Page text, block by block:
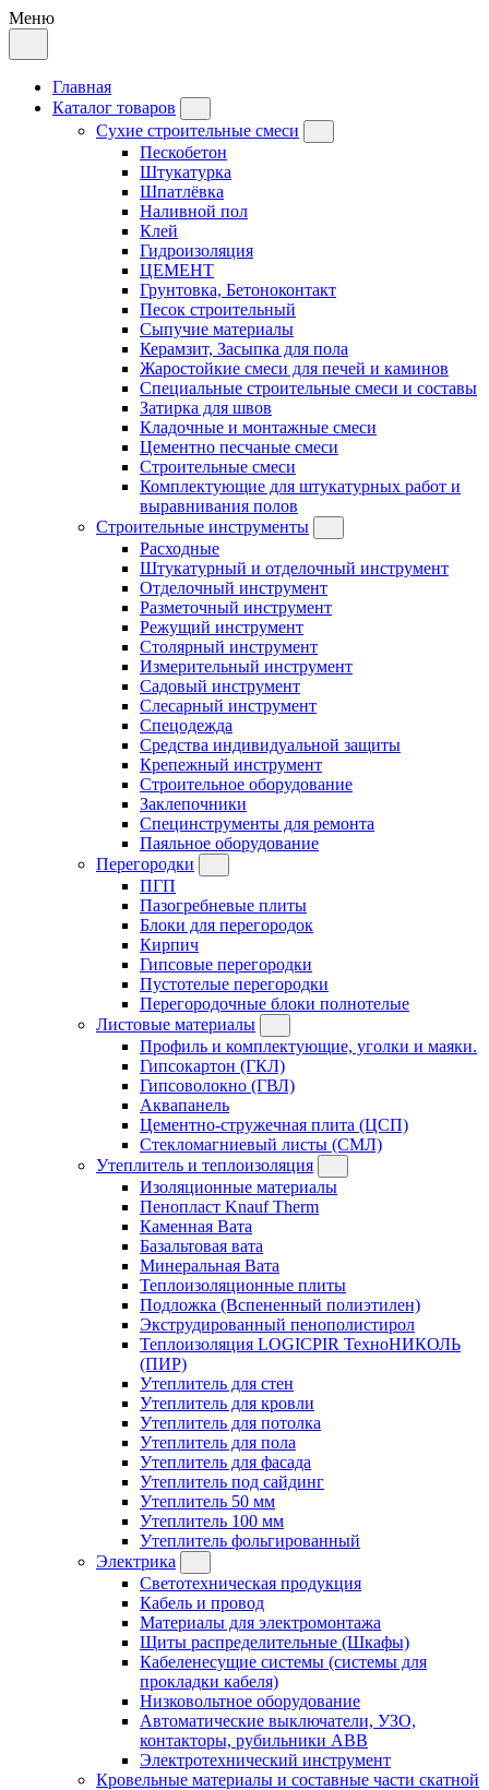
Меню
Главная
Каталог товаров
Сухие строительные смеси
Пескобетон
Штукатурка
Шпатлёвка
Наливной пол
Клей
Гидроизоляция
ЦЕМЕНТ
Грунтовка, Бетоноконтакт
Песок строительный
Сыпучие материалы
Керамзит, Засыпка для пола
Жаростойкие смеси для печей и каминов
Специальные строительные смеси и составы
Затирка для швов
Кладочные и монтажные смеси
Цементно песчаные смеси
Строительные смеси
Комплектующие для штукатурных работ и
выравнивания полов
Строительные инструменты
Расходные
Штукатурный и отделочный инструмент
Отделочный инструмент
Разметочный инструмент
Режущий инструмент
Столярный инструмент
Измерительный инструмент
Садовый инструмент
Слесарный инструмент
Спецодежда
Средства индивидуальной защиты
Крепежный инструмент
Строительное оборудование
Заклепочники
Специнструменты для ремонта
Паяльное оборудование
Перегородки
ПГП
Пазогребневые плиты
Блоки для перегородок
Кирпич
Гипсовые перегородки
Пустотелые перегородки
Перегородочные блоки полнотелые
Листовые материалы
Профиль и комплектующие, уголки и маяки.
Гипсокартон (ГКЛ)
Гипсоволокно (ГВЛ)
Аквапанель
Цементно-стружечная плита (ЦСП)
Стекломагниевый листы (СМЛ)
Утеплитель и теплоизоляция
Изоляционные материалы
Пенопласт Knauf Therm
Каменная Вата
Базальтовая вата
Минеральная Вата
Теплоизоляционные плиты
Подложка (Вспененный полиэтилен)
Экструдированный пенополистирол
Теплоизоляция LOGICPIR ТехноНИКОЛЬ
(ПИР)
Утеплитель для стен
Утеплитель для кровли
Утеплитель для потолка
Утеплитель для пола
Утеплитель для фасада
Утеплитель под сайдинг
Утеплитель 50 мм
Утеплитель 100 мм
Утеплитель фольгированный
Электрика
Светотехническая продукция
Кабель и провод
Материалы для электромонтажа
Щиты распределительные (Шкафы)
Кабеленесущие системы (системы для
прокладки кабеля)
Низковольтное оборудование
Автоматические выключатели, УЗО,
контакторы, рубильники ABB
Электротехнический инструмент
Кровельные материалы и составные части скатной